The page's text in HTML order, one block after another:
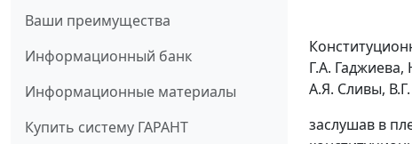
Ваши преимущества
Информационный банк
Информационные материалы
Купить систему ГАРАНТ
Г.А.
А.Я. Сливы,
заслушав в